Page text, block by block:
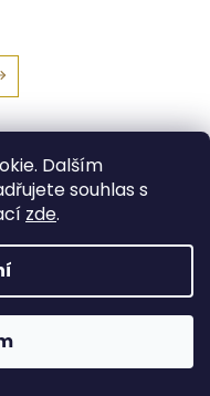
Dalším
souhlas s
zde.